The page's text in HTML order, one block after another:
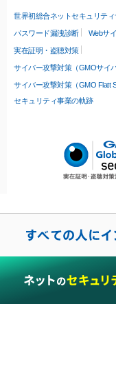
世界初総合ネットセキュリテ
パスワード漏洩診断 Webサ
実在証明・盗聴対策
サイバー攻撃対策（GMOサイ
サイバー攻撃対策（GMO Flatt
セキュリティ事業の軌跡